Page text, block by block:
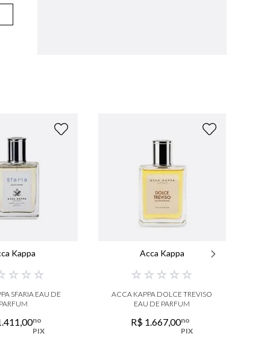
Kappa
☆ ☆ ☆
SFARIA EAU DE
PARFUM
.411,00no
PIX
Acca Kappa
☆ ☆ ☆ ☆ ☆
ACCA KAPPA DOLCE TREVISO
EAU DE PARFUM
R$ 1.667,00no
PIX